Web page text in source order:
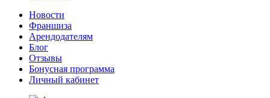
Новости
Франшиза
Арендодателям
Блог
Отзывы
Бонусная программа
Личный кабинет